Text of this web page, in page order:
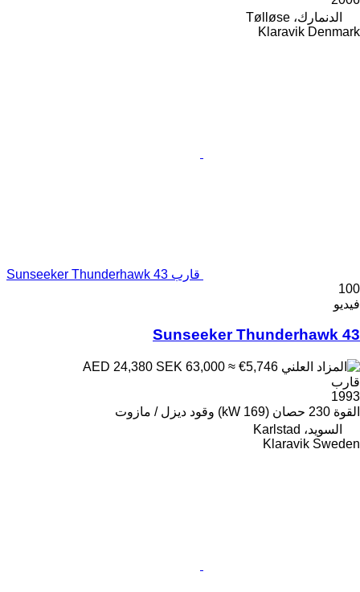
الدنمارك، Tølløse
Klaravik Denmark
قارب Sunseeker Thunderhawk 43
100
فيديو
Sunseeker Thunderhawk 43
SEK 63,000 ≈ €5,746
قارب
1993
القوة 230 حصان (169 kW) وقود ديزل / مازوت
السويد، Karlstad
Klaravik Sweden